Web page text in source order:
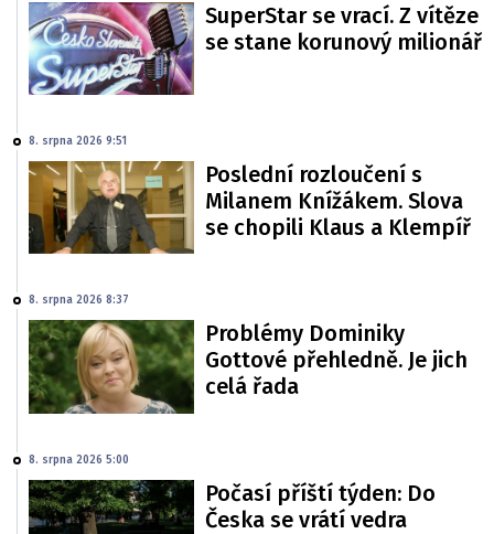
SuperStar se vrací. Z vítěze
se stane korunový milionář
8. srpna 2026 9:51
Poslední rozloučení s
Milanem Knížákem. Slova
se chopili Klaus a Klempíř
8. srpna 2026 8:37
Problémy Dominiky
Gottové přehledně. Je jich
celá řada
8. srpna 2026 5:00
Počasí příští týden: Do
Česka se vrátí vedra